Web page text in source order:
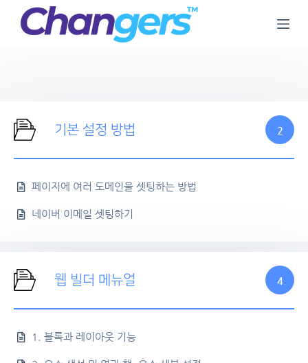
n
t
e
n
기본 설정 방법 2
페이지에 여러 도메인을 셋팅하는 방법
네이버 이메일 셋팅하기
웹 빌더 메뉴얼 4
1. 블록과 레이아웃 기능